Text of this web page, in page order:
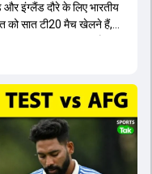
इंग्लैंड दौरे के लिए भारतीय
को सात टी20 मैच खेलने हैं,
तय माना जा रहा है।
चॉइस ओपनर बने रहेंगे,
रजत पाटीदार फिलहाल
क्रिकेट में वापसी कर सकते हैं।